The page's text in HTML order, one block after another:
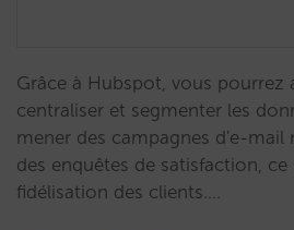
Grâce à Hubspot, vous pourrez
centraliser et segmenter les
mener des campagnes d'e-mail
des enquêtes de satisfaction,
fidélisation des clients.…